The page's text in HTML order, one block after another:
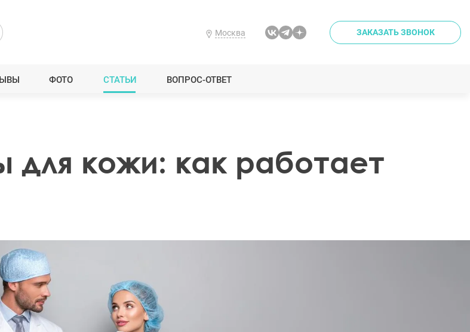
Москва ЗАКАЗАТЬ ЗВОНОК
ФОТО СТАТЬИ ВОПРОС-ОТВЕТ
кожи: как работает